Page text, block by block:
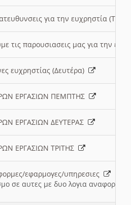
για την ευχρηστία
τις παρουσιασεις μας για την
ευχρηστίας (Δευτέρα)
ΕΡΓΑΣΙΩΝ ΠΕΜΠΤΗΣ
ΕΡΓΑΣΙΩΝ ΔΕΥΤΕΡΑΣ
ΕΡΓΑΣΙΩΝ ΤΡΙΤΗΣ
εφαρμογες/υπηρεσιες
σε αυτες με δυο λογια αναφορικα